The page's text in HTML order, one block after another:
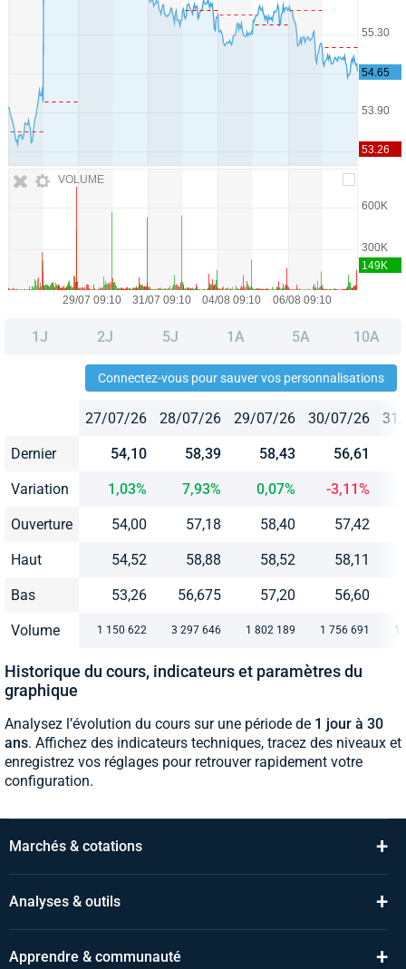
VOLUME
1J 2J 5J 1A 5A 10A
Connectez-vous pour sauver vos personnalisations
27/07/26 28/07/26 29/07/26 30/07/26
Dernier 54,10 58,39 58,43 56,61
Variation 1,03% 7,93% 0,07% -3,11%
Ouverture 54,00 57,18 58,40 57,42
Haut 54,52 58,88 58,52 58,11
Bas 53,26 56,675 57,20 56,60
Volume 1 150 622 3 297 646 1 802 189 1 756 691 1
Historique du cours, indicateurs et paramètres du
graphique
Analysez l’évolution du cours sur une période de 1 jour à 30
ans. Affichez des indicateurs techniques, tracez des niveaux et
enregistrez vos réglages pour retrouver rapidement votre
configuration.
Marchés & cotations +
Analyses & outils +
Apprendre & communauté +